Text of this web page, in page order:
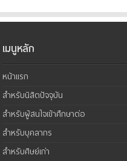
เมนูหลัก
หน้าแรก
สำหรับนิสิตปัจจุบัน
สำหรับผู้สนใจเข้าศึกษาต่อ
สำหรับบุคลากร
สำหรับศิษย์เก่า